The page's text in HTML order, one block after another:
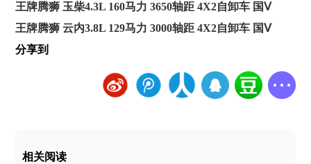
王牌腾狮 玉柴4.3L 160马力 3650轴距 4X2自卸车 国Ⅴ
王牌腾狮 云内3.8L 129马力 3000轴距 4X2自卸车 国Ⅴ
分享到
相关阅读